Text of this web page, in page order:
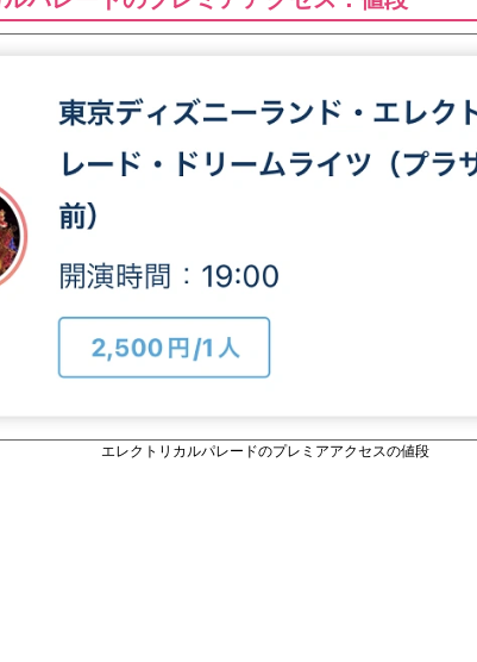
エレクトリカルパレードのプレミアアクセスの値段